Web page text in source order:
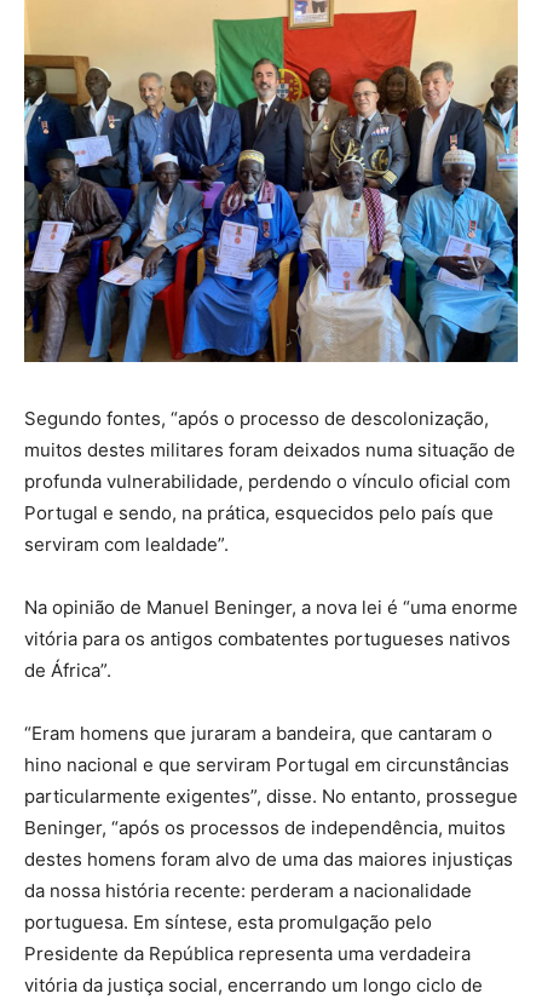
Segundo fontes, “após o processo de descolonização,
muitos destes militares foram deixados numa situação de
profunda vulnerabilidade, perdendo o vínculo oficial com
Portugal e sendo, na prática, esquecidos pelo país que
serviram com lealdade”.
Na opinião de Manuel Beninger, a nova lei é “uma enorme
vitória para os antigos combatentes portugueses nativos
de África”.
“Eram homens que juraram a bandeira, que cantaram o
hino nacional e que serviram Portugal em circunstâncias
particularmente exigentes”, disse. No entanto, prossegue
Beninger, “após os processos de independência, muitos
destes homens foram alvo de uma das maiores injustiças
da nossa história recente: perderam a nacionalidade
portuguesa. Em síntese, esta promulgação pelo
Presidente da República representa uma verdadeira
vitória da justiça social, encerrando um longo ciclo de